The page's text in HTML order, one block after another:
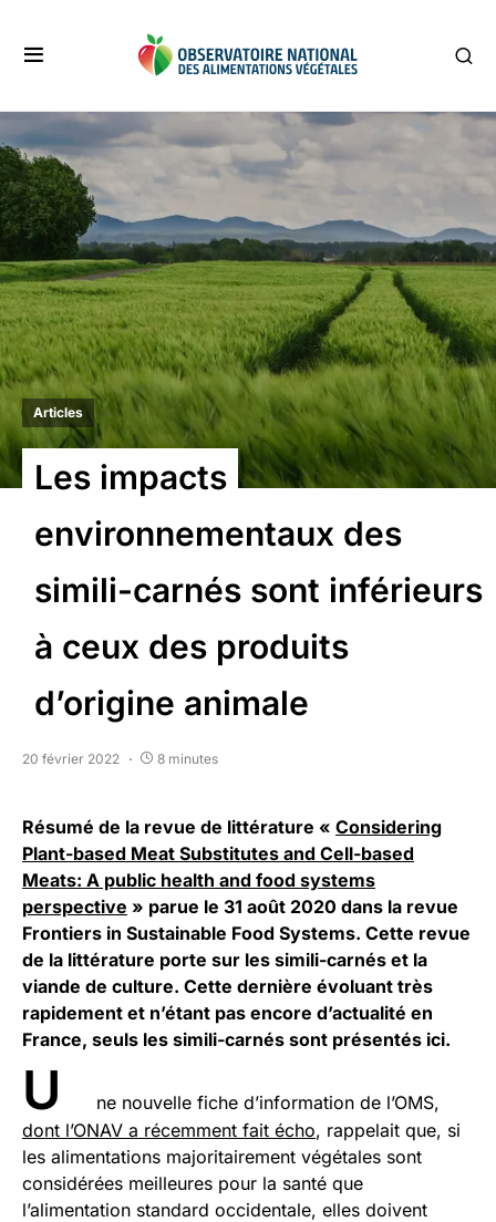
Articles
Les impacts
environnementaux des
simili-carnés sont inférieurs
à ceux des produits
d’origine animale
20 février 2022 8 minutes
Résumé de la revue de littérature « Considering
Plant-based Meat Substitutes and Cell-based
Meats: A public health and food systems
perspective » parue le 31 août 2020 dans la revue
Frontiers in Sustainable Food Systems. Cette revue
de la littérature porte sur les simili-carnés et la
viande de culture. Cette dernière évoluant très
rapidement et n’étant pas encore d’actualité en
France, seuls les simili-carnés sont présentés ici.
U
ne nouvelle fiche d’information de l’OMS,
dont l’ONAV a récemment fait écho, rappelait que, si
les alimentations majoritairement végétales sont
considérées meilleures pour la santé que
l’alimentation standard occidentale, elles doivent